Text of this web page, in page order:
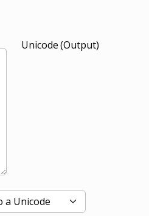
Unicode (Output)